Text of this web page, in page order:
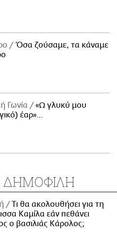
Όσα ζούσαμε, τα κάναμε
Γωνία
«Ω γλυκύ μου
έαρ»…
ΔΗΜΟΦΙΛΗ
Τι θα ακολουθήσει για τη
Καμίλα εάν πεθάνει
ο βασιλιάς Κάρολος;